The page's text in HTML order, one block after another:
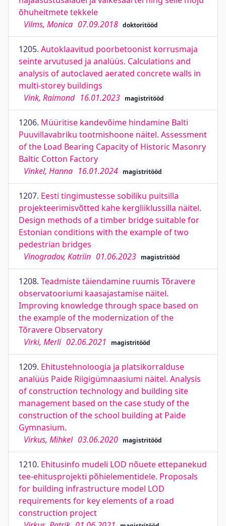
õhuheitmete tekkele
Vilms, Monica 07.09.2018 doktoritööd
1205. Autoklaavitud poorbetoonist korrusmaja
seinte arvutused ja analüüs. Calculations and
analysis of autoclaved aerated concrete walls in
multi-storey buildings
Vink, Raimond 16.01.2023 magistritööd
1206. Müüritise kandevõime hindamine Balti
Puuvillavabriku tootmishoone näitel. Assessment
of the Load Bearing Capacity of Historic Masonry
Baltic Cotton Factory
Vinkel, Hanna 16.01.2024 magistritööd
1207. Eesti tingimustesse sobiliku puitsilla
projekteerimisvõtted kahe kergliiklussilla näitel.
Design methods of a timber bridge suitable for
Estonian conditions with the example of two
pedestrian bridges
Vinogradov, Katriin 01.06.2023 magistritööd
1208. Teadmiste täiendamine ruumis Tõravere
observatooriumi kaasajastamise näitel.
Improving knowledge through space based on
the example of the modernization of the
Tõravere Observatory
Virki, Merli 02.06.2021 magistritööd
1209. Ehitustehnoloogia ja platsikorralduse
analüüs Paide Riigigümnaasiumi näitel. Analysis
of construction technology and building site
management based on the case study of the
construction of the school building at Paide
Gymnasium.
Virkus, Mihkel 03.06.2020 magistritööd
1210. Ehitusinfo mudeli LOD nõuete ettepanekud
tee-ehitusprojekti põhielementidele. Proposals
for building infrastructure model LOD
requirements for key elements of a road
construction project